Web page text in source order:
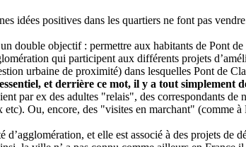
idées positives dans les quartiers ne font pas
double objectif : permettre aux habitants de Pont
qui participent aux différents projets
urbaine de proximité) dans lesquelles Pont de
et derrière ce mot, il y a tout simplement
par ex des adultes "relais", des correspondants
etc). Ou, encore, des "visites en marchant"
et elle est associé à des projets de